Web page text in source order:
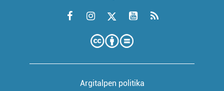
Argitalpen politika